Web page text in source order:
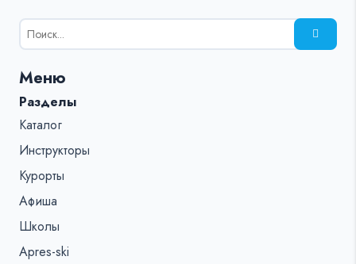
Результаты
поиска
%s:
Меню
Разделы
Каталог
Инструкторы
Курорты
Афиша
Школы
Apres-ski